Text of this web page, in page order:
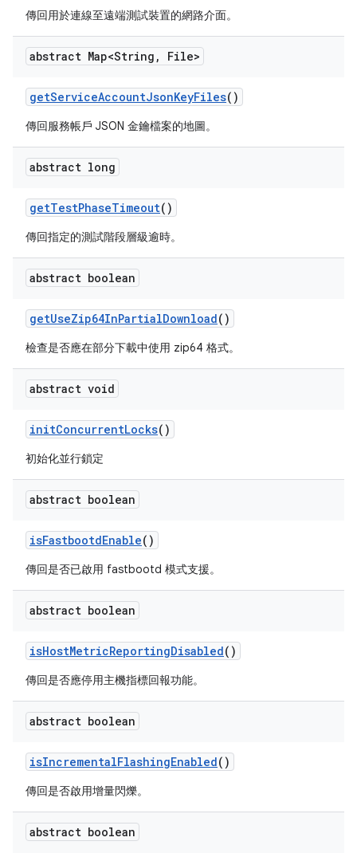
傳回用於連線至遠端測試裝置的網路介面。
abstract Map<String , File>
getServiceAccountJsonKeyFiles()
傳回服務帳戶 JSON 金鑰檔案的地圖。
abstract long
getTestPhaseTimeout()
傳回指定的測試階段層級逾時。
abstract boolean
getUseZip64InPartialDownload()
檢查是否應在部分下載中使用 zip64 格式。
abstract void
initConcurrentLocks()
初始化並行鎖定
abstract boolean
isFastbootdEnable()
傳回是否已啟用 fastbootd 模式支援。
abstract boolean
isHostMetricReportingDisabled()
傳回是否應停用主機指標回報功能。
abstract boolean
isIncrementalFlashingEnabled()
傳回是否啟用增量閃爍。
abstract boolean